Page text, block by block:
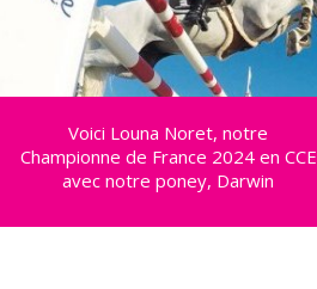
Voici Louna Noret, notre
Championne de France 2024 en CCE
avec notre poney, Darwin